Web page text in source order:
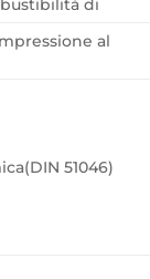
al
51046)